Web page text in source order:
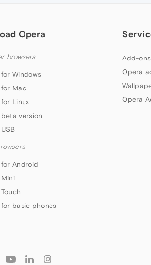
Opera
browsers
Windows
Mac
Linux
version
Android
basic phones
Add-ons
Opera
Opera